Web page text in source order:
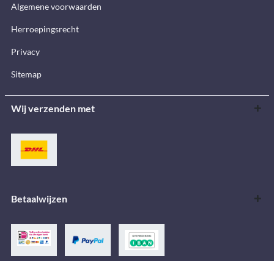
Algemene voorwaarden
Herroepingsrecht
Privacy
Sitemap
Wij verzenden met
Betaalwijzen